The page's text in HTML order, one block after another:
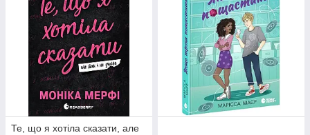
Те, що я хотіла сказати, але